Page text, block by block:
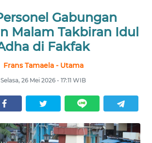
Gabungan
Malam Takbiran Idul
di Fakfak
Frans Tamaela - Utama
Selasa, 26 Mei 2026 - 17:11 WIB